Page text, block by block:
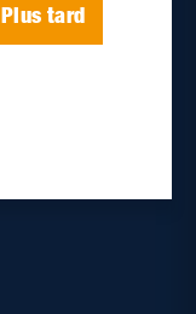
Plus tard